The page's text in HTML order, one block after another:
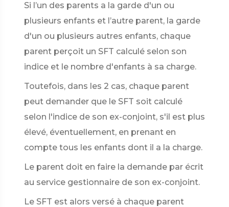
Si l’un des parents a la garde d'un ou
plusieurs enfants et l’autre parent, la garde
d'un ou plusieurs autres enfants, chaque
parent perçoit un SFT calculé selon son
indice et le nombre d'enfants à sa charge.
Toutefois, dans les 2 cas, chaque parent
peut demander que le SFT soit calculé
selon l'indice de son ex-conjoint, s'il est plus
élevé, éventuellement, en prenant en
compte tous les enfants dont il a la charge.
Le parent doit en faire la demande par écrit
au service gestionnaire de son ex-conjoint.
Le SFT est alors versé à chaque parent